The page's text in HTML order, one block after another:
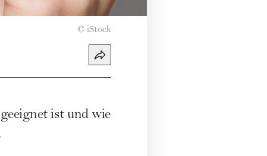
© iStock
ist und wie